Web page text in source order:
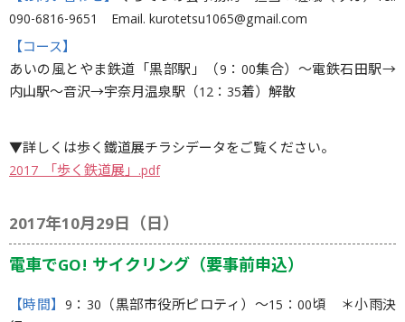
090-6816-9651 Email. kurotetsu1065@gmail.com
【コース】
あいの風とやま鉄道「黒部駅」（9：00集合）〜電鉄石田駅→
内山駅〜音沢→宇奈月温泉駅（12：35着）解散
▼詳しくは歩く鐵道展チラシデータをご覧ください。
2017_「歩く鉄道展」.pdf
2017年10月29日（日）
電車でGO! サイクリング（要事前申込）
【時間】 9：30（黒部市役所ピロティ）〜15：00頃 ＊小雨決